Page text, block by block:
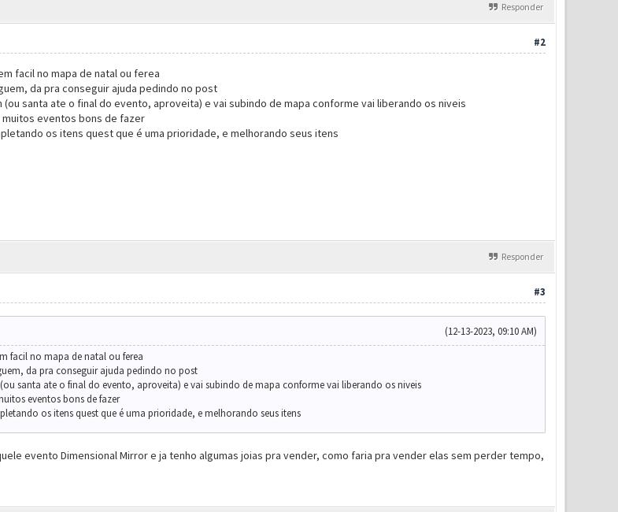
Responder
#2
facil no mapa de natal ou ferea
da pra conseguir ajuda pedindo no post
santa ate o final do evento, aproveita) e vai subindo de mapa conforme vai liberando os niveis
eventos bons de fazer
os itens quest que é uma prioridade, e melhorando seus itens
Responder
#3
(12-13-2023, 09:10 AM)
facil no mapa de natal ou ferea
da pra conseguir ajuda pedindo no post
santa ate o final do evento, aproveita) e vai subindo de mapa conforme vai liberando os niveis
eventos bons de fazer
os itens quest que é uma prioridade, e melhorando seus itens
evento Dimensional Mirror e ja tenho algumas joias pra vender, como faria pra vender elas sem perder tempo,